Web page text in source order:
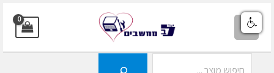
דילוג
לתוכן
MAIN